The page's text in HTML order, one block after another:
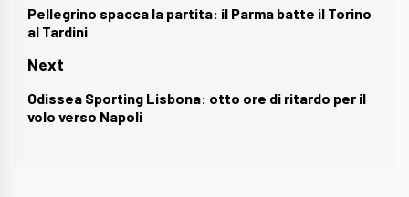
articoli
Previous
post:
Pellegrino spacca la partita: il Parma batte il Torino
al Tardini
Next
Next
post:
Odissea Sporting Lisbona: otto ore di ritardo per il
volo verso Napoli